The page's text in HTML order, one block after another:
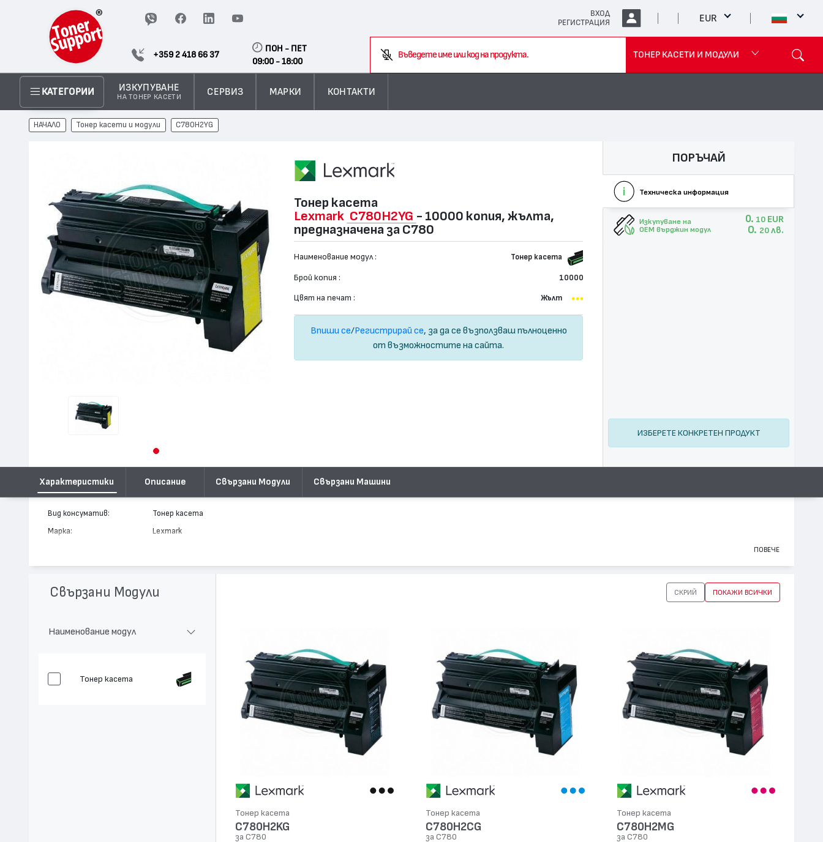
ВХОД
РЕГИСТРАЦИЯ
EUR
+359 2 418 66 37
ПОН - ПЕТ
09:00 - 18:00
Във
ТОНЕР КАСЕТИ И МОДУЛИ
КАТЕГОРИИ ИЗКУПУВАНЕ
НА ТОНЕР КАСЕТИ
СЕРВИЗ МАРКИ КОНТАКТИ
НАЧАЛО Тонер касети и модули C780H2YG
Тонер касета
Lexmark C780H2YG - 10000 копия, жълта,
предназначена за C780
Наименование модул : Тонер касета
Брой копия : 10000
Цвят на печат : Жълт
Впиши се/Регистрирай се, за да се възползваш пълноценно
от възможностите на сайта.
ПОРЪЧАЙ
Техническа информация
Изкупуване на
OEM върджин модул
0. 10 EUR
0. 20 лв.
ИЗБЕРЕТЕ КОНКРЕТЕН ПРОДУКТ
Характеристики Описание Свързани Модули Свързани Машини
Вид консуматив: Тонер касета
Марка: Lexmark
Цвят: Жълт
Капацитет:
ПОВЕЧЕ
Свързани Модули СКРИЙ ПОКАЖИ ВСИЧКИ
Наименование модул
Тонер касета
Тонер касета
C780H2KG
за C780
Тонер касета
C780H2CG
за C780
Тонер касета
C780H2MG
за C780